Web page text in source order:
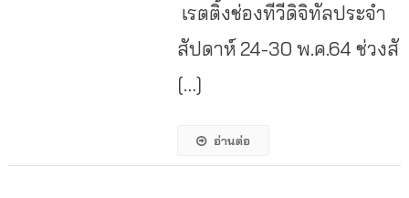
เรตติ้งช่องทีวีดิจิทัลประจำ
สัปดาห์ 24-30 พ.ค.64 ช่วงสั
[…]
อ่านต่อ